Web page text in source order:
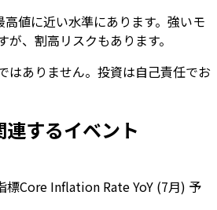
値に近い水準にあります。強いモ
が、割高リスクもあります。
はありません。投資は自己責任でお
するイベント
標Core Inflation Rate YoY (7月) 予